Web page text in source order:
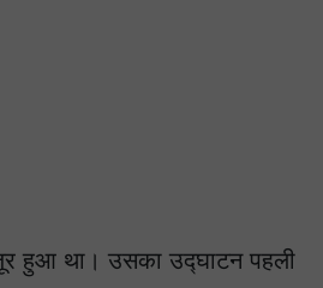
हुआ था। उसका उद्घाटन पहली